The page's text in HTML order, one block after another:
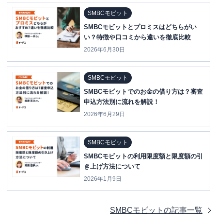
SMBCモビット
SMBCモビットとプロミスはどちらがい
い？特徴や口コミから違いを徹底比較
2026年6月30日
SMBCモビット
SMBCモビットでのお金の借り方は？審査
申込方法別に流れを解説！
2026年6月29日
SMBCモビット
SMBCモビットの利用限度額と限度額の引
き上げ方法について
2026年1月9日
SMBCモビット の記事一覧